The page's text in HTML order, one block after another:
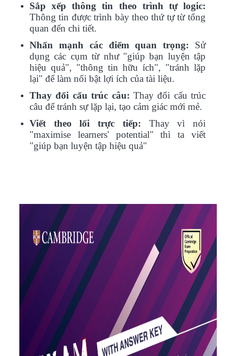
Sắp xếp thông tin theo trình tự logic:
Thông tin được trình bày theo thứ tự từ tổng
quan đến chi tiết.
Nhấn mạnh các điểm quan trọng: Sử
dụng các cụm từ như "giúp bạn luyện tập
hiệu quả", "thông tin hữu ích", "tránh lặp
lại" để làm nổi bật lợi ích của tài liệu.
Thay đổi cấu trúc câu: Thay đổi cấu trúc
câu để tránh sự lặp lại, tạo cảm giác mới mẻ.
Viết theo lối trực tiếp: Thay vì nói
"maximise learners' potential" thì ta viết
"giúp bạn luyện tập hiệu quả"